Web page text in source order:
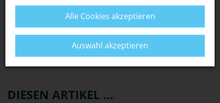
BEWERTUNG
DIESEN ARTIKEL ...
Alle Cookies akzeptieren
Auswahl akzeptieren